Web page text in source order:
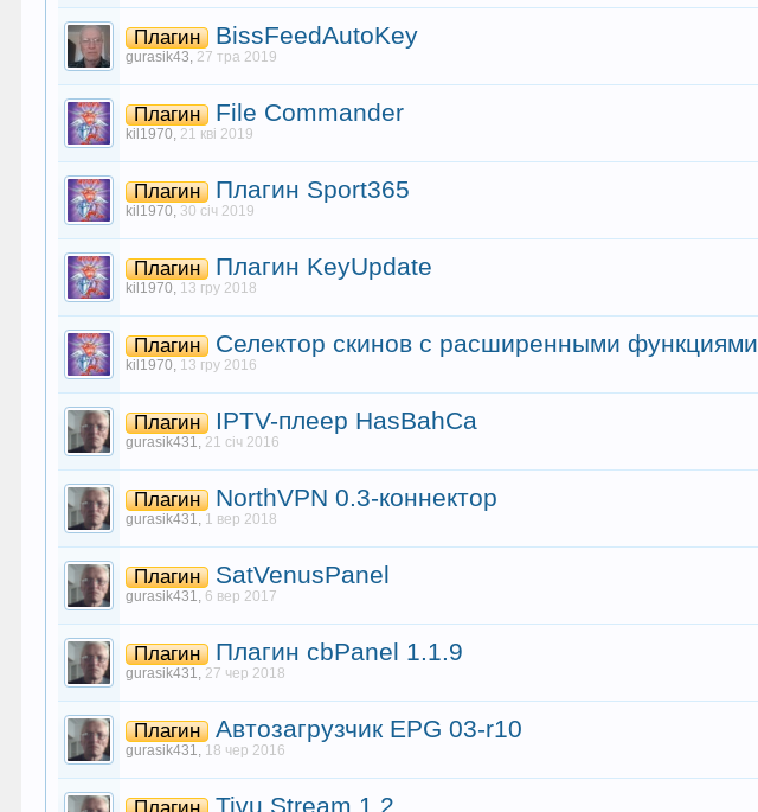
Плагин BissFeedAutoKey
gurasik43, 27 тра 2019
Плагин File Commander
kil1970, 21 кві 2019
Плагин Плагин Sport365
kil1970, 30 січ 2019
Плагин Плагин KeyUpdate
kil1970, 13 гру 2018
Плагин Селектор скинов с расширенными функциями
kil1970, 13 гру 2016
Плагин IPTV-плеер HasBahCa
gurasik431, 21 січ 2016
Плагин NorthVPN 0.3-коннектор
gurasik431, 1 вер 2018
Плагин SatVenusPanel
gurasik431, 6 вер 2017
Плагин Плагин cbPanel 1.1.9
gurasik431, 27 чер 2018
Плагин Автозагрузчик EPG 03-r10
gurasik431, 18 чер 2016
Tivu Stream 1.2